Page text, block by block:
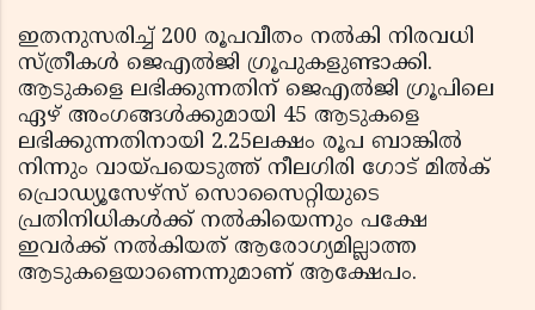
ഇതനുസരിച്ച് 200 രൂപവീതം നല്‍കി നിരവധി
സ്ത്രീകള്‍ ജെഎല്‍ജി ഗ്രൂപുകളുണ്ടാക്കി.
ആടുകളെ ലഭിക്കുന്നതിന് ജെഎല്‍ജി ഗ്രൂപിലെ
ഏഴ് അംഗങ്ങള്‍ക്കുമായി 45 ആടുകളെ
ലഭിക്കുന്നതിനായി 2.25ലക്ഷം രൂപ ബാങ്കില്‍
നിന്നും വായ്പയെടുത്ത് നീലഗിരി ഗോട് മില്‍ക്
പ്രൊഡ്യൂസേഴ്‌സ് സൊസൈറ്റിയുടെ
പ്രതിനിധികള്‍ക്ക് നല്‍കിയെന്നും പക്ഷേ
ഇവര്‍ക്ക് നല്‍കിയത് ആരോഗ്യമില്ലാത്ത
ആടുകളെയാണെന്നുമാണ് ആക്ഷേപം.